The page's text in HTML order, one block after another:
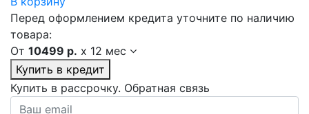
Перед оформлением кредита уточните по наличию
товара:
От 10499 р. x 12 мес
Купить в кредит
Купить в рассрочку. Обратная связь